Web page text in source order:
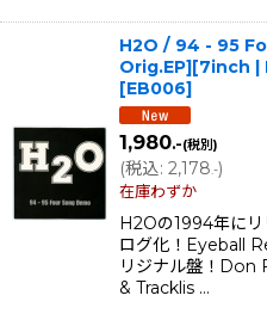
H2O / 94 - 95
Orig.EP][7inch |
[EB006]
1,980.-(税別)
(税込: 2,178.-)
在庫わずか
H2Oの1994年にリ
ログ化！Eyeball
リジナル盤！Don
& Tracklis …